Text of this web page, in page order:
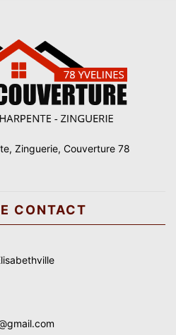
Zinguerie, Couverture 78
CONTACT